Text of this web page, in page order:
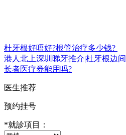
杜牙根好唔好?根管治疗多少钱?
港人北上深圳睇牙推介|杜牙根边
长者医疗券能用吗?
医生推荐
预约挂号
*就診項目：